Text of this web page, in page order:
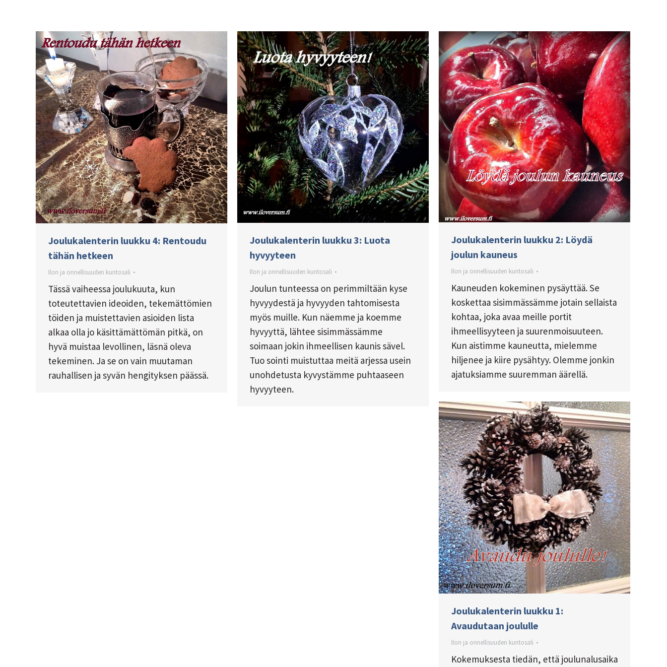
Joulukalenterin luukku 4: Rentoudu
tähän hetkeen
Ilon ja onnellisuuden kuntosali
Tässä vaiheessa joulukuuta, kun
toteutettavien ideoiden, tekemättömien
töiden ja muistettavien asioiden lista
alkaa olla jo käsittämättömän pitkä, on
hyvä muistaa levollinen, läsnä oleva
tekeminen. Ja se on vain muutaman
rauhallisen ja syvän hengityksen päässä.
Joulukalenterin luukku 3: Luota
hyvyyteen
Ilon ja onnellisuuden kuntosali
Joulun tunteessa on perimmiltään kyse
hyvyydestä ja hyvyyden tahtomisesta
myös muille. Kun näemme ja koemme
hyvyyttä, lähtee sisimmässämme
soimaan jokin ihmeellisen kaunis sävel.
Tuo sointi muistuttaa meitä arjessa usein
unohdetusta kyvystämme puhtaaseen
hyvyyteen.
Joulukalenterin luukku 2: Löydä
joulun kauneus
Ilon ja onnellisuuden kuntosali
Kauneuden kokeminen pysäyttää. Se
koskettaa sisimmässämme jotain sellaista
kohtaa, joka avaa meille portit
ihmeellisyyteen ja suurenmoisuuteen.
Kun aistimme kauneutta, mielemme
hiljenee ja kiire pysähtyy. Olemme jonkin
ajatuksiamme suuremman äärellä.
Joulukalenterin luukku 1:
Avaudutaan joululle
Ilon ja onnellisuuden kuntosali
Kokemuksesta tiedän, että joulunalusaika